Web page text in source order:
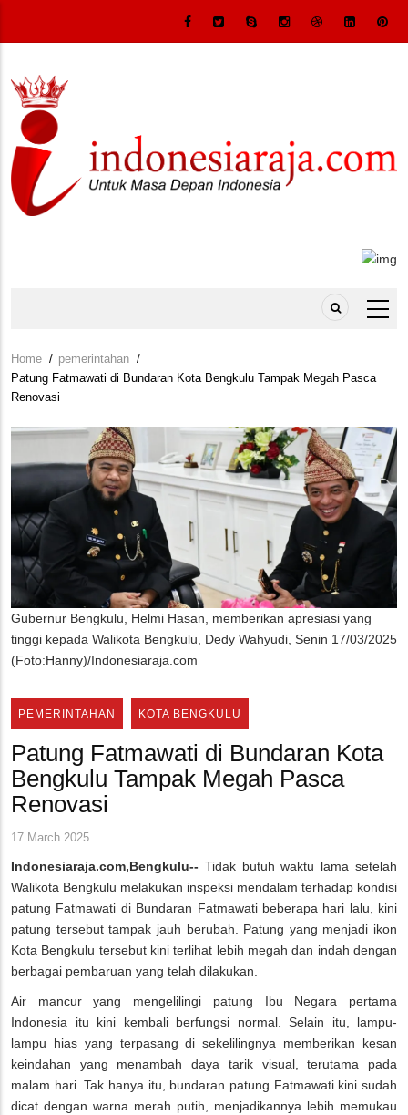
content
Breadcrumb
Home / pemerintahan /
Patung Fatmawati di Bundaran Kota Bengkulu Tampak Megah Pasca
Renovasi
Gubernur Bengkulu, Helmi Hasan, memberikan apresiasi yang
tinggi kepada Walikota Bengkulu, Dedy Wahyudi, Senin 17/03/2025
(Foto:Hanny)/Indonesiaraja.com
PEMERINTAHAN KOTA BENGKULU
Patung Fatmawati di Bundaran Kota
Bengkulu Tampak Megah Pasca
Renovasi
17 March 2025
Indonesiaraja.com,Bengkulu-- Tidak butuh waktu lama setelah
Walikota Bengkulu melakukan inspeksi mendalam terhadap kondisi
patung Fatmawati di Bundaran Fatmawati beberapa hari lalu, kini
patung tersebut tampak jauh berubah. Patung yang menjadi ikon
Kota Bengkulu tersebut kini terlihat lebih megah dan indah dengan
berbagai pembaruan yang telah dilakukan.
Air mancur yang mengelilingi patung Ibu Negara pertama
Indonesia itu kini kembali berfungsi normal. Selain itu, lampu-
lampu hias yang terpasang di sekelilingnya memberikan kesan
keindahan yang menambah daya tarik visual, terutama pada
malam hari. Tak hanya itu, bundaran patung Fatmawati kini sudah
dicat dengan warna merah putih, menjadikannya lebih memukau